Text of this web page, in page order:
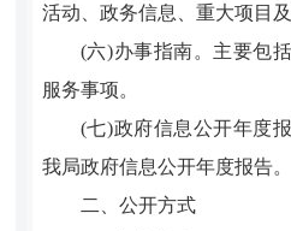
活动、政务信息、重大项目
(六)办事指南。主要包
服务事项。
(七)政府信息公开年度
我局政府信息公开年度报告。
二、公开方式